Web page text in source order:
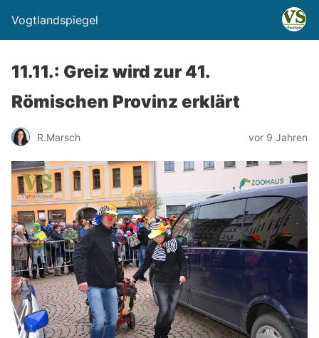
Vogtlandspiegel
11.11.: Greiz wird zur 41.
Römischen Provinz erklärt
R.Marsch vor 9 Jahren